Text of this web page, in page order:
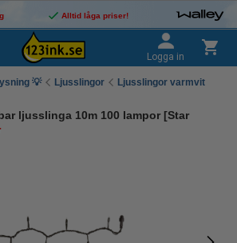
Alltid låga priser!
Logga in
💡 Ljusslingor Ljusslingor varmvit
ljusslinga 10m 100 lampor [Star